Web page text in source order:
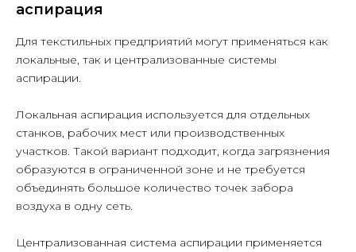
аспирация
Для текстильных предприятий могут применяться как
локальные, так и централизованные системы
аспирации.
Локальная аспирация используется для отдельных
станков, рабочих мест или производственных
участков. Такой вариант подходит, когда загрязнения
образуются в ограниченной зоне и не требуется
объединять большое количество точек забора
воздуха в одну сеть.
Централизованная система аспирации применяется